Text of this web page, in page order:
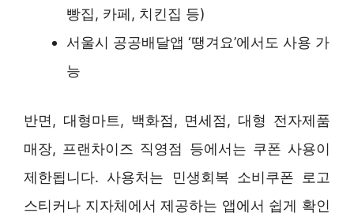
빵집, 카페, 치킨집 등)
서울시 공공배달앱 ‘땡겨요’에서도 사용 가
능
반면, 대형마트, 백화점, 면세점, 대형 전자제품
매장, 프랜차이즈 직영점 등에서는 쿠폰 사용이
제한됩니다. 사용처는 민생회복 소비쿠폰 로고
스티커나 지자체에서 제공하는 앱에서 쉽게 확인